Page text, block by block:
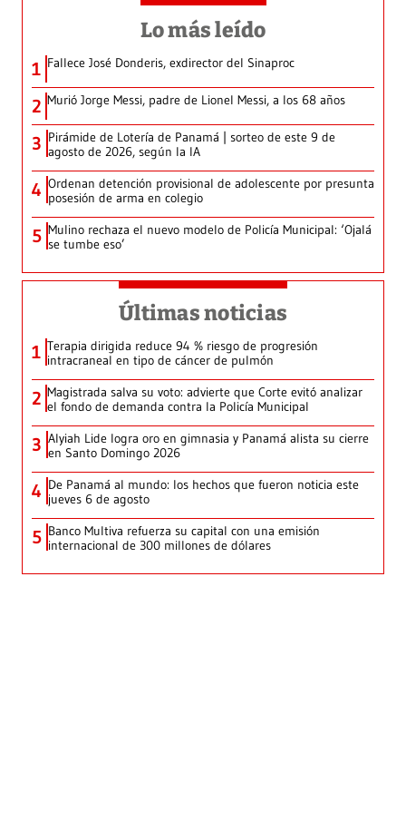
Lo más leído
1 Fallece José Donderis, exdirector del Sinaproc
2 Murió Jorge Messi, padre de Lionel Messi, a los 68 años
3 Pirámide de Lotería de Panamá | sorteo de este 9 de
agosto de 2026, según la IA
4 Ordenan detención provisional de adolescente por presunta
posesión de arma en colegio
5 Mulino rechaza el nuevo modelo de Policía Municipal: ‘Ojalá
se tumbe eso’
Últimas noticias
1 Terapia dirigida reduce 94 % riesgo de progresión
intracraneal en tipo de cáncer de pulmón
2 Magistrada salva su voto: advierte que Corte evitó analizar
el fondo de demanda contra la Policía Municipal
3 Alyiah Lide logra oro en gimnasia y Panamá alista su cierre
en Santo Domingo 2026
4 De Panamá al mundo: los hechos que fueron noticia este
jueves 6 de agosto
5 Banco Multiva refuerza su capital con una emisión
internacional de 300 millones de dólares